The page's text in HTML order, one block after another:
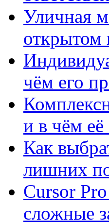
Уличная
открытом
чём его
и в чём её
Как
лишних
Cursor
сложные